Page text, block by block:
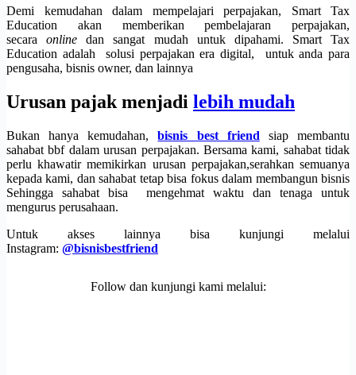
Demi kemudahan dalam mempelajari perpajakan, Smart Tax
Education akan memberikan pembelajaran perpajakan,
secaraonlinedan sangat mudah untuk dipahami. Smart Tax
Education adalah solusi perpajakan era digital, untuk anda para
pengusaha, bisnis owner, dan lainnya
Urusan pajak menjadi lebih mudah
Bukan hanya kemudahan,bisnis best friend siap membantu
sahabat bbf dalam urusan perpajakan. Bersama kami, sahabat tidak
perlu khawatir memikirkan urusan perpajakan,serahkan semuanya
kepada kami, dan sahabat tetap bisa fokus dalam membangun bisnis
Sehingga sahabat bisa mengehmat waktu dan tenaga untuk
mengurus perusahaan.
Untuk akses lainnya bisa kunjungi melalui
Instagram: @bisnisbestfriend
Follow dan kunjungi kami melalui: